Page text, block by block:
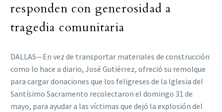
responden con generosidad a
tragedia comunitaria
DALLAS—En vez de transportar materiales de construcción
como lo hace a diario, José Gutiérrez, ofreció su remolque
para cargar donaciones que los feligreses de la Iglesia del
Santísimo Sacramento recolectaron el domingo 31 de
mayo, para ayudar a las víctimas que dejó la explosión del